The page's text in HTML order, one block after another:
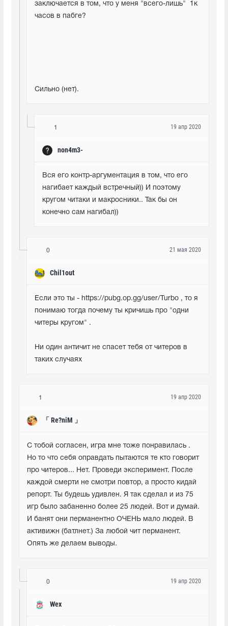
заключается в том, что у меня "всего-лишь"  1к
часов в пабге?
Сильно (нет).
1
non4m3-
19 апр 2020
Вся его контр-аргументация в том, что его
нагибает каждый встречный)) И поэтому
кругом читаки и макросники.. Так бы он
конечно сам нагибал))
0
Chil1out
21 мая 2020
Если это ты - https://pubg.op.gg/user/Turbo , то я
понимаю тогда почему ты кричишь про "одни
читеры кругом" .
Ни один античит не спасет тебя от читеров в
таких случаях
1
「 Re?niM 」
19 апр 2020
С тобой согласен, игра мне тоже понравилась .
Но то что себя оправдать пытаются те кто говорит
про читеров... Нет. Проведи эксперимент. После
каждой смерти не смотри повтор, а просто кидай
репорт. Ты будешь удивлен. Я так сделал и из 75
игр было забаненно более 25 людей. Вот и думай.
И банят они перманентно ОЧЕНЬ мало людей. В
активижн (батлнет.) За любой чит перманент.
Опять же делаем выводы.
0
Wex
19 апр 2020